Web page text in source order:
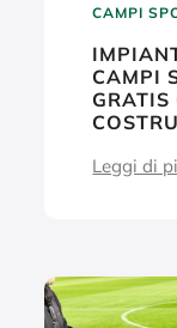
CAMPI
CAMPI
GRATIS
Leggi di